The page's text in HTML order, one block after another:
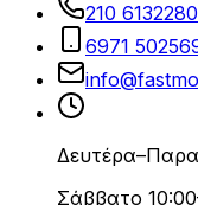
210 6132280
6971
Σάββατο